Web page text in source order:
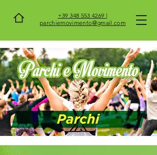
+39 348 553 4269 |
parchiemovimento@gmail.com